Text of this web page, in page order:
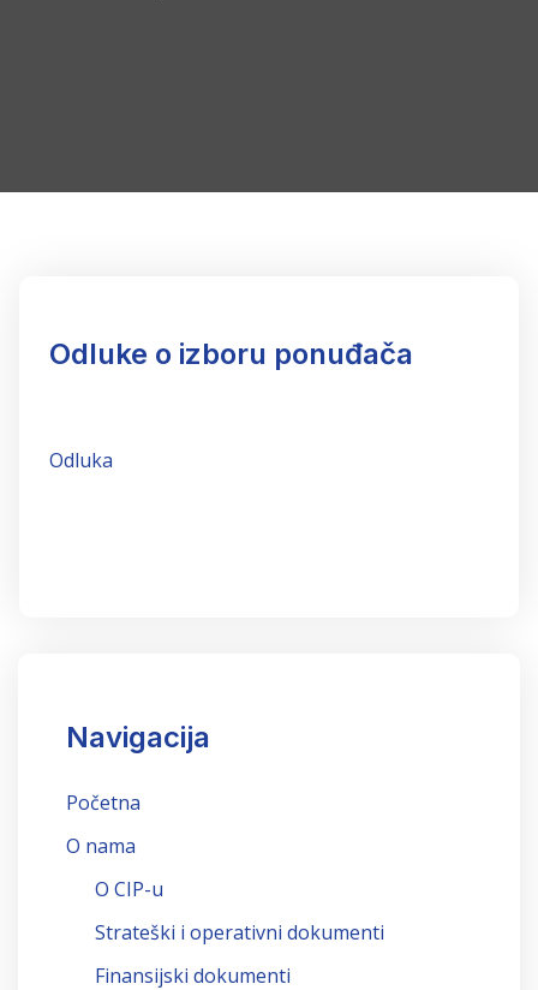
Odluke o izboru ponuđača
Odluka
Navigacija
Početna
O nama
O CIP-u
Strateški i operativni dokumenti
Finansijski dokumenti